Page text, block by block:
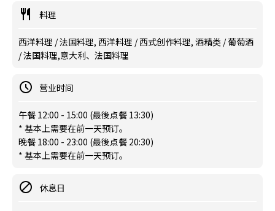
料理
西洋料理 / 法国料理, 西洋料理 / 西式创作料理, 酒精类 / 葡萄酒
/ 法国料理,意大利、法国料理
营业时间
午餐 12:00 - 15:00 (最後点餐 13:30)
* 基本上需要在前一天预订。
晚餐 18:00 - 23:00 (最後点餐 20:30)
* 基本上需要在前一天预订。
休息日